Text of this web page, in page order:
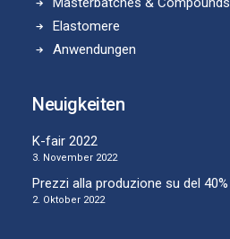
Elastomere
Anwendungen
Neuigkeiten
K-fair 2022
3. November 2022
Prezzi alla produzione su del 40%
2. Oktober 2022